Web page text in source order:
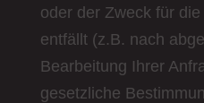
oder der Zweck für
entfällt (z.B. nach
Bearbeitung Ihrer
gesetzliche